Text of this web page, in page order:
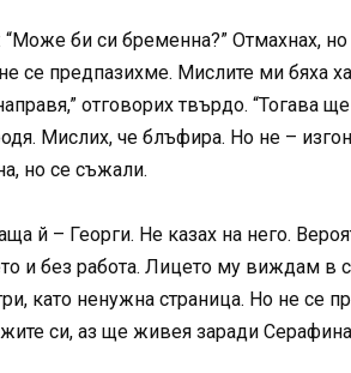
би си бременна?” Отмахнах, но
се предпазихме. Мислите ми бяха
отговорих твърдо. “Тогава
Мислих, че блъфира. Но не –
но се съжали.
й – Георги. Не казах на него.
и без работа. Лицето му виждам в
като ненужна страница. Но не се
си, аз ще живея заради